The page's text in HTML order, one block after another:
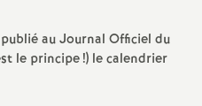
t
au Journal Officiel du
le principe!) le calendrier